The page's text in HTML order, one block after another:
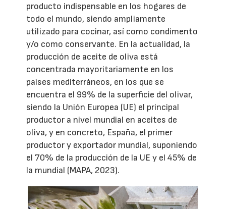
producto indispensable en los hogares de
todo el mundo, siendo ampliamente
utilizado para cocinar, así como condimento
y/o como conservante. En la actualidad, la
producción de aceite de oliva está
concentrada mayoritariamente en los
países mediterráneos, en los que se
encuentra el 99% de la superficie del olivar,
siendo la Unión Europea (UE) el principal
productor a nivel mundial en aceites de
oliva, y en concreto, España, el primer
productor y exportador mundial, suponiendo
el 70% de la producción de la UE y el 45% de
la mundial (MAPA, 2023).